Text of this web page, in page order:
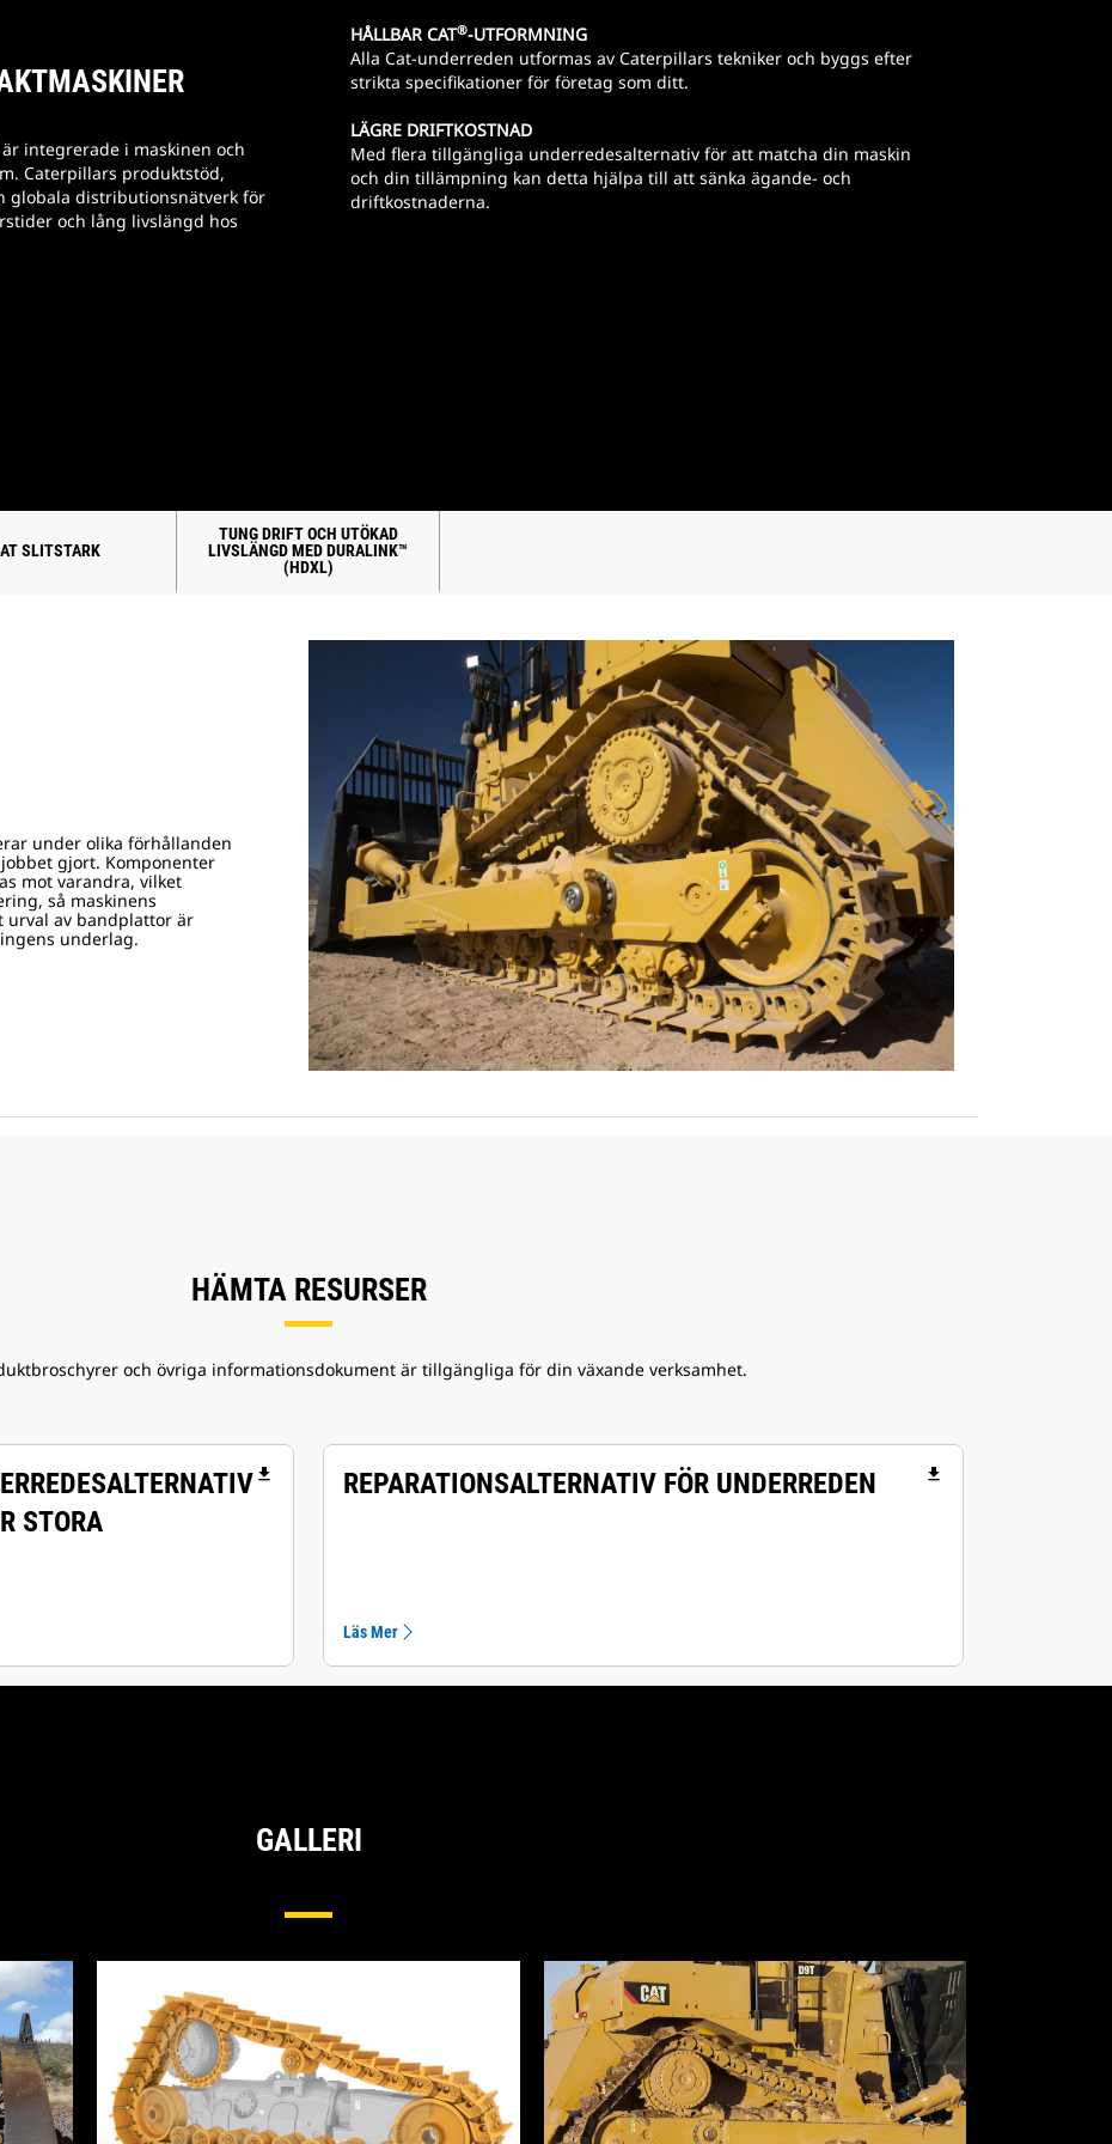
är integrerade i maskinen och
Caterpillars produktstöd,
globala distributionsnätverk för
och lång livslängd hos
HÅLLBAR CAT®-UTFORMNING
Alla Cat-underreden utformas av Caterpillars tekniker och byggs efter
strikta specifikationer för företag som ditt.
LÄGRE DRIFTKOSTNAD
Med flera tillgängliga underredesalternativ för att matcha din maskin
och din tillämpning kan detta hjälpa till att sänka ägande- och
driftkostnaderna.
SLITSTARK
TUNG DRIFT OCH UTÖKAD
LIVSLÄNGD MED DURALINK™
(HDXL)
under olika förhållanden
gjort. Komponenter
mot varandra, vilket
så maskinens
urval av bandplattor är
underlag.
HÄMTA RESURSER
och övriga informationsdokument är tillgängliga för din växande verksamhet.
STORA
file_download REPARATIONSALTERNATIV FÖR UNDERREDEN file_download
Läs Mer
GALLERI